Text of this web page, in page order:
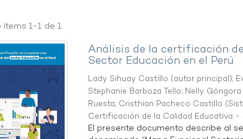
ítems 1-1 de 1
Análisis de la certificación
Sector Educación en el Perú
Lady Sihuay Castillo (autor principal);
Stephanie Barboza Tello; Nelly
Ruesta; Cristhian Pacheco Castillo (
Certificación de la Calidad Educativa -
El presente documento describe al